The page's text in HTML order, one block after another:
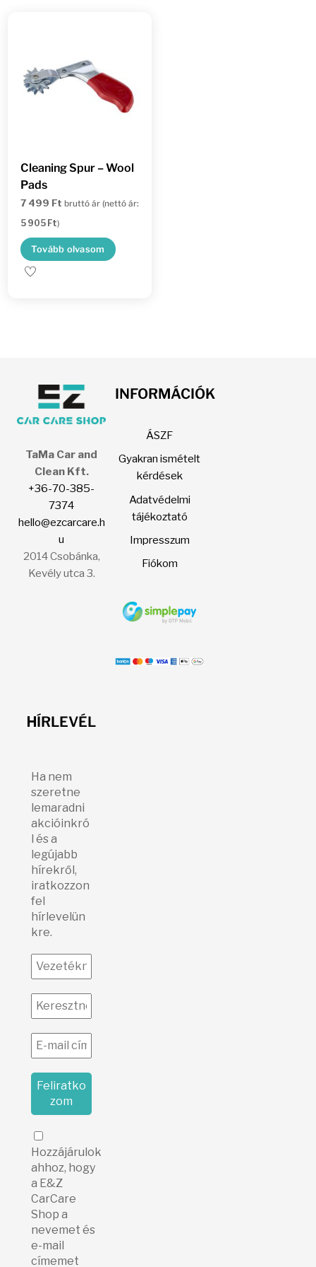
Cleaning Spur – Wool
Pads
7 499 Ft bruttó ár (nettó ár:
5 905 Ft)
Tovább olvasom
TaMa Car and
Clean Kft.
+36-70-385-
7374
hello@ezcarcare.h
u
2014 Csobánka,
Kevély utca 3.
INFORMÁCIÓK
ÁSZF
Gyakran ismételt
kérdések
Adatvédelmi
tájékoztató
Impresszum
Fiókom
HÍRLEVÉL
Ha nem
szeretne
lemaradni
akcióinkró
l és a
legújabb
hírekről,
iratkozzon
fel
hírlevelün
kre.
Hozzájárulok
ahhoz, hogy
a E&Z
CarCare
Shop a
nevemet és
e-mail
címemet